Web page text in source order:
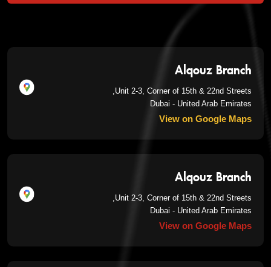
Alqouz Branch
Unit 2-3, Corner of 15th & 22nd Streets,
Dubai - United Arab Emirates
View on Google Maps
Alqouz Branch
Unit 2-3, Corner of 15th & 22nd Streets,
Dubai - United Arab Emirates
View on Google Maps